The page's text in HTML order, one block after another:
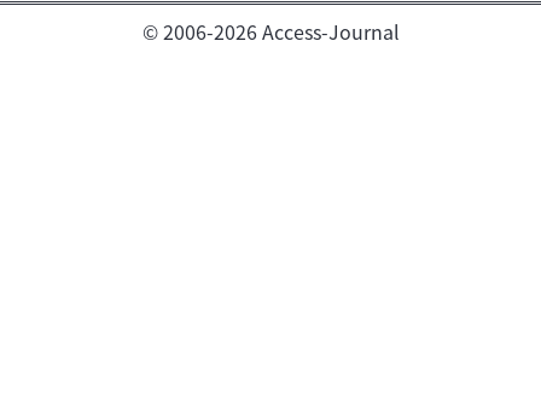
© 2006-2026 Access-Journal